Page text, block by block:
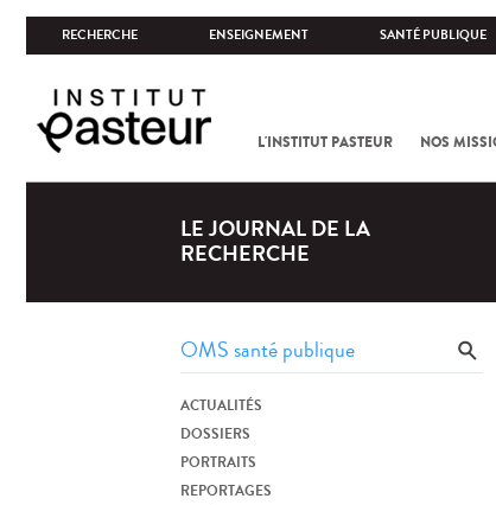
RECHERCHE ENSEIGNEMENT SANTÉ PUBLIQUE
L'INSTITUT PASTEUR NOS
LE JOURNAL DE LA
RECHERCHE
ACTUALITÉS
DOSSIERS
PORTRAITS
REPORTAGES